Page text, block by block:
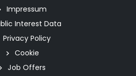
Impressum
Interest Data
Privacy Policy
Cookie
Job Offers